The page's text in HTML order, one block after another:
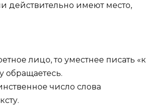
действительно имеют место,
лицо, то уместнее писать «к
обращаетесь.
число слова